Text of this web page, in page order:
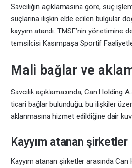
Savcılığın açıklamasına göre, suç
suçlarına ilişkin elde edilen bulgular
kayyım atandı. TMSF’nin yönetimine
temsilcisi Kasımpaşa Sportif
Mali bağlar ve
Savcılık açıklamasında, Can Holding
ticari bağlar bulunduğu, bu ilişkiler
aklanmasına hizmet edildiğine dair
Kayyım atanan şirketler
Kayyım atanan şirketler arasında